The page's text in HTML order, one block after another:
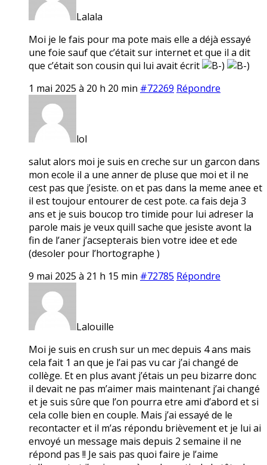
Lalala
Moi je le fais pour ma pote mais elle a déjà essayé
une foie sauf que c’était sur internet et que il a dit
que c’était son cousin qui lui avait écrit
1 mai 2025 à 20 h 20 min #72269 Répondre
lol
salut alors moi je suis en creche sur un garcon dans
mon ecole il a une anner de pluse que moi et il ne
cest pas que j’esiste. on et pas dans la meme anee et
il est toujour entourer de cest pote. ca fais deja 3
ans et je suis boucop tro timide pour lui adreser la
parole mais je veux quill sache que jesiste avont la
fin de l’aner j’acsepterais bien votre idee et ede
(desoler pour l’hortographe )
9 mai 2025 à 21 h 15 min #72785 Répondre
Lalouille
Moi je suis en crush sur un mec depuis 4 ans mais
cela fait 1 an que je l’ai pas vu car j’ai changé de
collège. Et en plus avant j’étais un peu bizarre donc
il devait ne pas m’aimer mais maintenant j’ai changé
et je suis sûre que l’on pourra etre ami d’abord et si
cela colle bien en couple. Mais j’ai essayé de le
recontacter et il m’as répondu brièvement et je lui ai
envoyé un message mais depuis 2 semaine il ne
répond pas !! Je sais pas quoi faire je l’aime